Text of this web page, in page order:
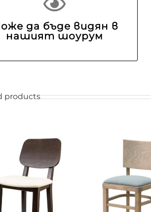
да бъде видян в
нашият шоурум
products